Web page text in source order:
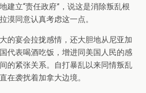
建立“责任政府”，说这是消除叛乱根
漠同意认真考虑这一点。
的宴会拉拢感情，还大胆地从尼亚加
代表喝酒吃饭，增进同美国人民的感
的紧张关系。自打暴乱以来同情叛乱
在袭扰着加拿大边境。